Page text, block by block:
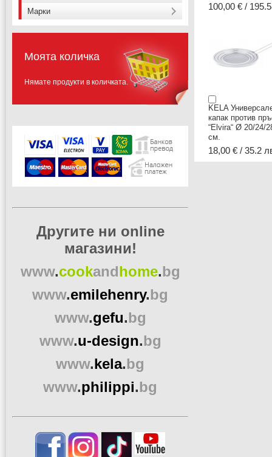
100,00 € /
KELA
капак против
“Elvira“ Ø 20/24/
см.
18,00 € / 35.2
Марки
Моята количка
Нямате продукти в количката.
Другите ни online
магазини!
www.cookandhome.bg
www.emilehenry.bg
www.gefu.bg
www.u-design.bg
www.kela.bg
www.philippi.bg